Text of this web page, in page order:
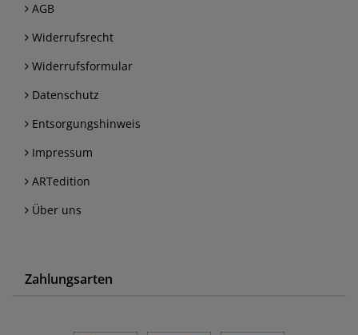
AGB
Widerrufsrecht
Widerrufsformular
Datenschutz
Entsorgungshinweis
Impressum
ARTedition
Über uns
Zahlungsarten